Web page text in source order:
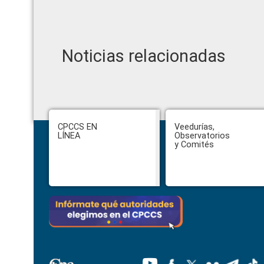
Noticias relacionadas
Footer
CPCCS EN
LÍNEA
Veedurías,
Observatorios
y Comités